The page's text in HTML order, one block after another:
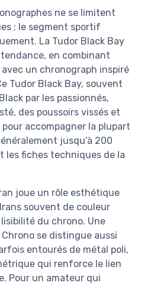
ne se limitent
; le segment sportif
La Tudor Black Bay
en combinant
un chronograph inspiré
Tudor Black Bay, souvent
par les passionnés,
des poussoirs vissés et
accompagner la plupart
jusqu’à 200
les fiches techniques de la
joue un rôle esthétique
souvent de couleur
du chrono. Une
se distingue aussi
entourés de métal poli,
qui renforce le lien
Pour un amateur qui